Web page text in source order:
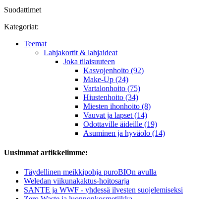
Suodattimet
Kategoriat:
Teemat
Lahjakortit & lahjaideat
Joka tilaisuuteen
Kasvojenhoito (92)
Make-Up (24)
Vartalonhoito (75)
Hiustenhoito (34)
Miesten ihonhoito (8)
Vauvat ja lapset (14)
Odottaville äideille (19)
Asuminen ja hyväolo (14)
Uusimmat artikkelimme:
Täydellinen meikkipohja puroBIOn avulla
Weledan viikunakaktus-hoitosarja
SANTE ja WWF - yhdessä ilvesten suojelemiseksi